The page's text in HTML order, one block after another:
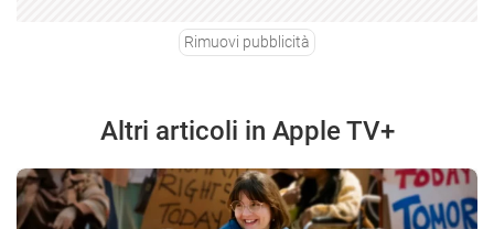
Rimuovi pubblicità
Altri articoli in Apple TV+